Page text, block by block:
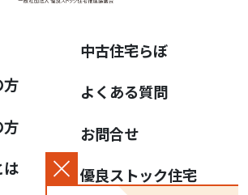
方
方
は
中古住宅らぼ
よくある質問
お問合せ
優良ストック住宅